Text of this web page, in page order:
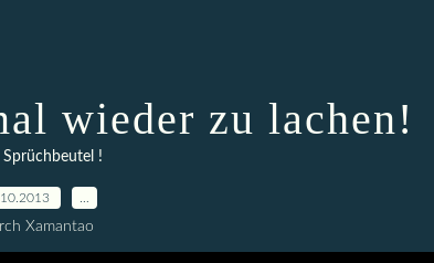
wieder zu lachen!
Sprüchbeutel !
Xamantao